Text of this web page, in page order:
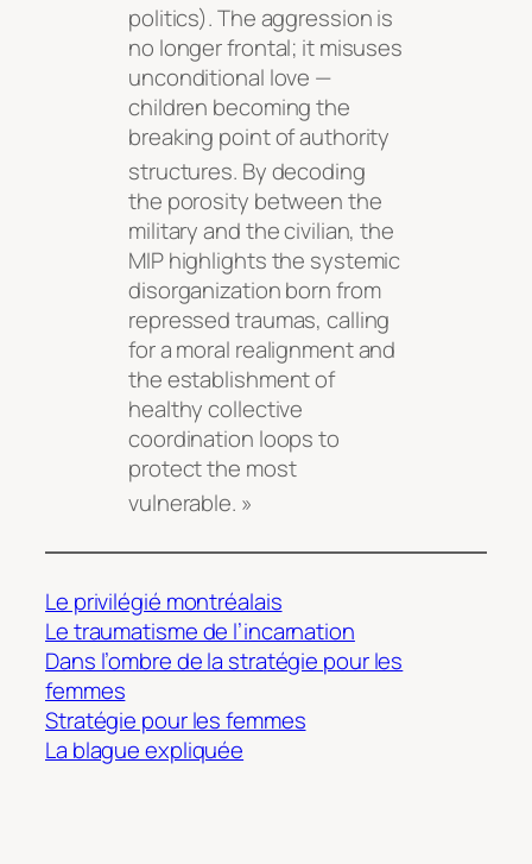
politics). The aggression is
no longer frontal; it misuses
unconditional love —
children becoming the
breaking point of authority
structures. By decoding
the porosity between the
military and the civilian, the
MIP highlights the systemic
disorganization born from
repressed traumas, calling
for a moral realignment and
the establishment of
healthy collective
coordination loops to
protect the most
vulnerable. »
Le privilégié montréalais
Le traumatisme de l’incarnation
Dans l’ombre de la stratégie pour les
femmes
Stratégie pour les femmes
La blague expliquée